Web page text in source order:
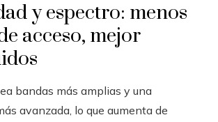
y espectro: menos
acceso, mejor
bandas más amplias y una
avanzada, lo que aumenta de